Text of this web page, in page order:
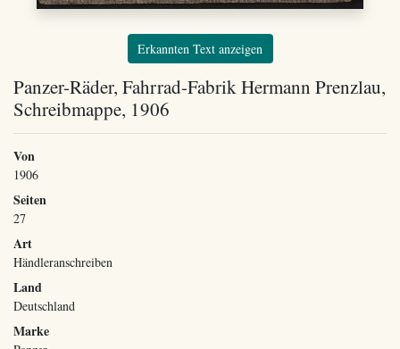
Erkannten Text anzeigen
Panzer-Räder, Fahrrad-Fabrik Hermann Prenzlau,
Schreibmappe, 1906
Von
1906
Seiten
27
Art
Händleranschreiben
Land
Deutschland
Marke